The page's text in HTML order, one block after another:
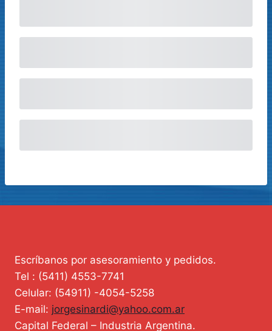
Escríbanos por asesoramiento y pedidos.
Tel : (5411) 4553-7741
Celular: (54911) -4054-5258
E-mail: jorgesinardi@yahoo.com.ar
Capital Federal – Industria Argentina.